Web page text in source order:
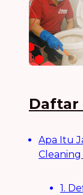
Daftar
Apa Itu
1.